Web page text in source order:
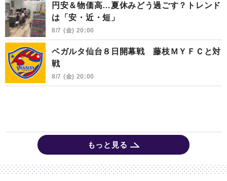
円安＆物価高…夏休みどう過ごす？トレンド
は「安・近・短」
8/7 (金) 20:00
ベガルタ仙台８日開幕戦 藤枝ＭＹＦＣと対
戦
8/7 (金) 20:00
もっと見る